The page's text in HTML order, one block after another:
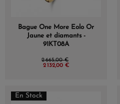
Bague One More Eolo Or
Jaune et diamants -
91KT08A
2 665,00 €
2 132,00 €
En Stock